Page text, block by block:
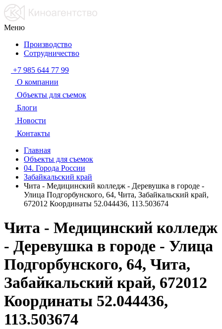
Меню
Производство
Сотрудничество
+7 985 644 77 99
О компании
Объекты для съемок
Блоги
Новости
Контакты
Главная
Объекты для съемок
04. Города России
Забайкальский край
Чита - Медицинский колледж - Деревушка в городе -
Улица Подгорбунского, 64, Чита, Забайкальский край,
672012 Координаты 52.044436, 113.503674
Чита - Медицинский колледж
- Деревушка в городе - Улица
Подгорбунского, 64, Чита,
Забайкальский край, 672012
Координаты 52.044436,
113.503674